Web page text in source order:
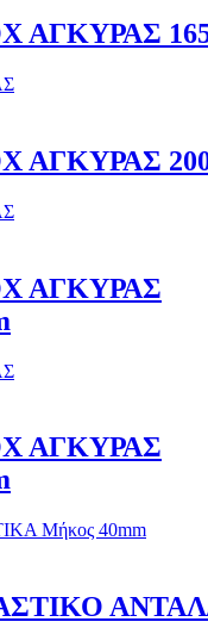
ΑΓΚΥΡΑΣ
ΑΓΚΥΡΑΣ
ΑΓΚΥΡΑΣ
ΑΓΚΥΡΑΣ